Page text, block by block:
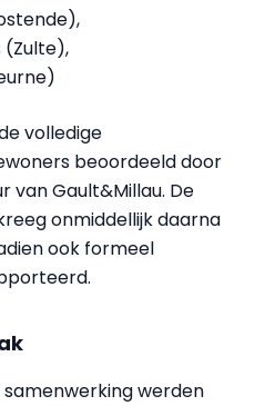
(Zulte),
volledige
beoordeeld door
van Gault&Millau. De
onmiddellijk daarna
ook formeel
werden